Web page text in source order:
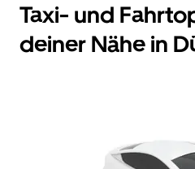
Taxi- und
deiner Nähe in